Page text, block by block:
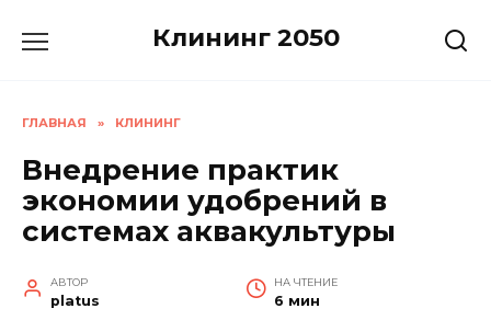
Клининг 2050
ГЛАВНАЯ » КЛИНИНГ
Внедрение практик
экономии удобрений в
системах аквакультуры
АВТОР
platus
НА ЧТЕНИЕ
6 мин